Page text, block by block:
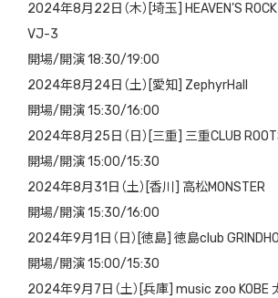
2024年8月22日（木）[埼玉] HEAVEN’S
VJ-3
開場/開演 18:30/19:00
2024年8月24日（土）[愛知] ZephyrHall
開場/開演 15:30/16:00
2024年8月25日（日）[三重] 三重CLUB
開場/開演 15:00/15:30
2024年8月31日（土）[香川] 高松MONSTER
開場/開演 15:30/16:00
2024年9月1日（日）[徳島] 徳島club
開場/開演 15:00/15:30
2024年9月7日（土）[兵庫] music zoo KOBE